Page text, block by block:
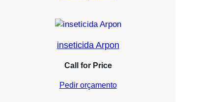
inseticida Arpon
Call for Price
Pedir orçamento